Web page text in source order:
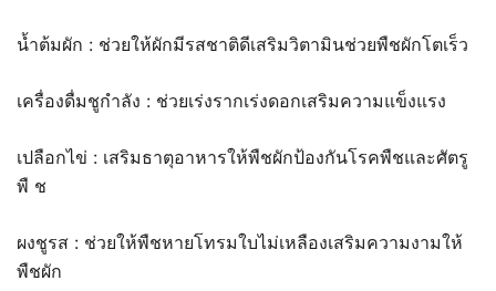
น้ำต้มผัก : ช่วยให้ผักมีรสชาติดีเสริมวิตามินช่วยพืชผักโตเร็ว
เครื่องดื่มชูกำลัง : ช่วยเร่งรากเร่งดอกเสริมความแข็งแรง
เปลือกไข่ : เสริมธาตุอาหารให้พืชผักป้องกันโรคพืชและศัตรู
พื ช
ผงชูรส : ช่วยให้พืชหายโทรมใบไม่เหลืองเสริมความงามให้
พืชผัก